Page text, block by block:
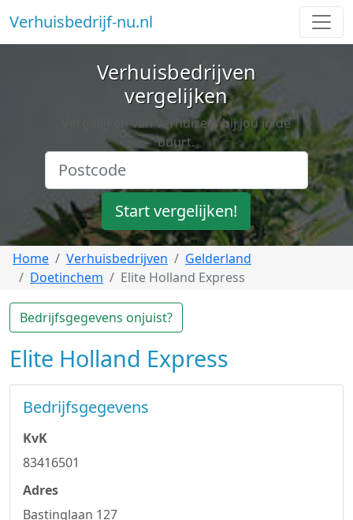
Verhuisbedrijf-nu.nl
Verhuisbedrijven
vergelijken
Vergelijken van verhuizers bij jou in de
buurt.
Start vergelijken!
Home Verhuisbedrijven
Gelderland
Doetinchem
Elite Holland Express
Bedrijfsgegevens onjuist?
Elite Holland Express
Bedrijfsgegevens
KvK
83416501
Adres
Bastinglaan 127